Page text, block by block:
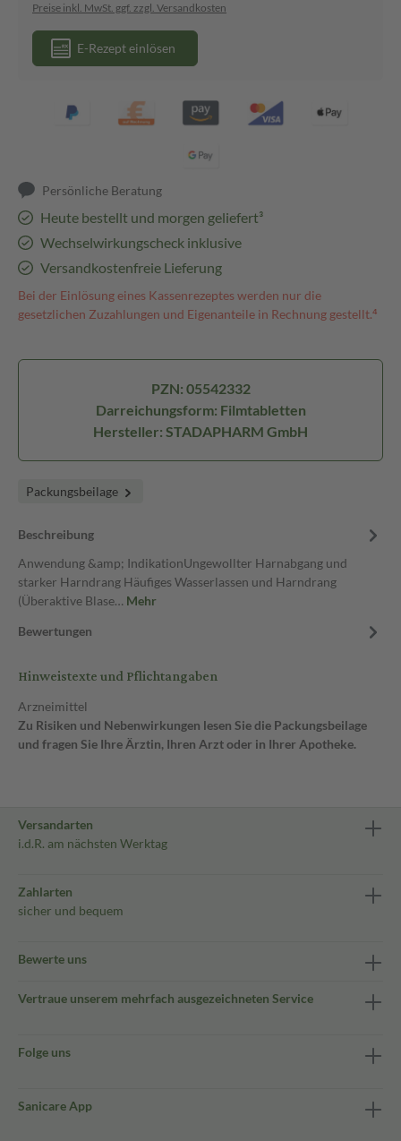
Preise inkl. MwSt. ggf. zzgl. Versandkosten
E-Rezept einlösen
Persönliche Beratung
Heute bestellt und morgen geliefert³
Wechselwirkungscheck inklusive
Versandkostenfreie Lieferung
Bei der Einlösung eines Kassenrezeptes werden nur die
gesetzlichen Zuzahlungen und Eigenanteile in Rechnung gestellt.⁴
PZN: 05542332
Darreichungsform: Filmtabletten
Hersteller: STADAPHARM GmbH
Packungsbeilage
Beschreibung
Anwendung &amp; IndikationUngewollter Harnabgang und
starker Harndrang Häufiges Wasserlassen und Harndrang
(Überaktive Blase… Mehr
Bewertungen
Hinweistexte und Pflichtangaben
Arzneimittel
Zu Risiken und Nebenwirkungen lesen Sie die Packungsbeilage
und fragen Sie Ihre Ärztin, Ihren Arzt oder in Ihrer Apotheke.
Versandarten
i.d.R. am nächsten Werktag
Zahlarten
sicher und bequem
Bewerte uns
Vertraue unserem mehrfach ausgezeichneten Service
Folge uns
Sanicare App